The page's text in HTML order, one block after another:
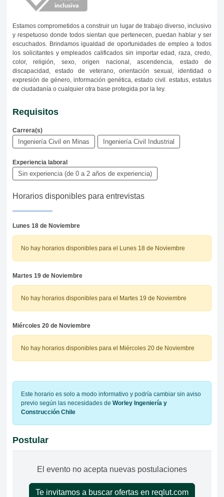
Estamos comprometidos a construir un lugar de trabajo diverso, inclusivo
y respetuoso donde todos sientan que pertenecen, puedan hablar y ser
escuchados. Brindamos igualdad de oportunidades de empleo a todos
los solicitantes y empleados calificados sin importar edad, raza, credo,
color, religión, sexo, origen nacional, ascendencia, estado de
discapacidad, estado de veterano, orientación sexual, identidad o
expresión de género, información genética, estado civil. estatus, estatus
de ciudadanía o cualquier otra base protegida por la ley.
Requisitos
Carrera(s)
Ingeniería Civil en Minas Ingeniería Civil Industrial
Experiencia laboral
Sin experiencia (de 0 a 2 años de experiencia)
Horarios disponibles para entrevistas
Lunes 18 de Noviembre
No hay horarios disponibles para el Lunes 18 de Noviembre
Martes 19 de Noviembre
No hay horarios disponibles para el Martes 19 de Noviembre
Miércoles 20 de Noviembre
No hay horarios disponibles para el Miércoles 20 de Noviembre
Este horario es solo a modo informativo y podría cambiar sin aviso
previo según las necesidades de Worley Ingeniería y
Construcción Chile
Postular
El evento no acepta nuevas postulaciones
Te invitamos a buscar ofertas en reqlut.com